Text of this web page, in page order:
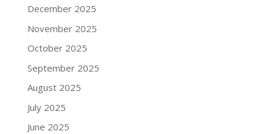
December 2025
November 2025
October 2025
September 2025
August 2025
July 2025
June 2025